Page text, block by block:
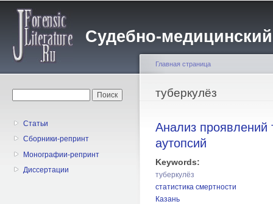
Судебно-
Статьи
Сборники-репринт
Монографии-репринт
Диссертации
Вы здесь
Главная страница
туберкулёз
Анализ проявлений
аутопсий
Keywords:
туберкулёз
статистика смертности
Казань